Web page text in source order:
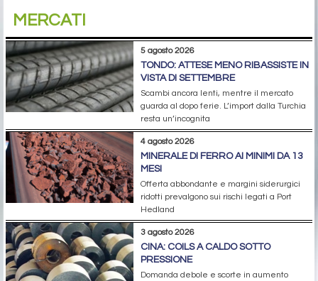
MERCATI
5 agosto 2026
TONDO: ATTESE MENO RIBASSISTE IN
VISTA DI SETTEMBRE
Scambi ancora lenti, mentre il mercato
guarda al dopo ferie. L’import dalla Turchia
resta un’incognita
4 agosto 2026
MINERALE DI FERRO AI MINIMI DA 13
MESI
Offerta abbondante e margini siderurgici
ridotti prevalgono sui rischi legati a Port
Hedland
3 agosto 2026
CINA: COILS A CALDO SOTTO
PRESSIONE
Domanda debole e scorte in aumento